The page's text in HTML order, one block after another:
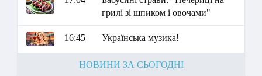
грилі зі шпиком і овочами"
16:45 Українська музика!
НОВИНИ ЗА СЬОГОДНІ